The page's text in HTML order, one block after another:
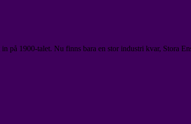
på 1900-talet. Nu finns bara en stor industri kvar, Stora